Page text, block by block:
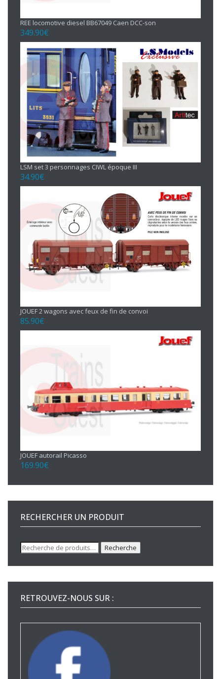
REE locomotive diesel BB67049 Caen DCC-son
349.90€
LSM set 3 personnages CIWL époque III
34.90€
JOUEF 2 wagons avec feux de fin de convoi
85.90€
JOUEF autorail Picasso
169.90€
RECHERCHER UN PRODUIT
Recherche
pour :
Recherche
RETROUVEZ-NOUS SUR :